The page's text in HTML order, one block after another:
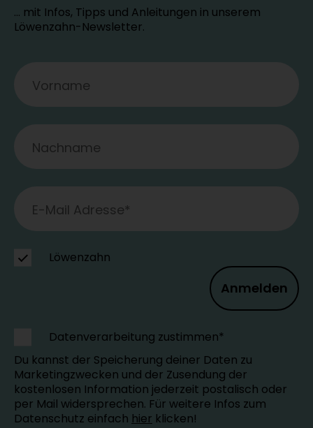
… mit Infos, Tipps und Anleitungen in unserem
Löwenzahn-Newsletter.
Anmelden
Löwenzahn
Datenverarbeitung zustimmen*
Du kannst der Speicherung deiner Daten zu
Marketingzwecken und der Zusendung der
kostenlosen Information jederzeit postalisch oder
per Mail widersprechen. Für weitere Infos zum
Datenschutz einfach hier klicken!